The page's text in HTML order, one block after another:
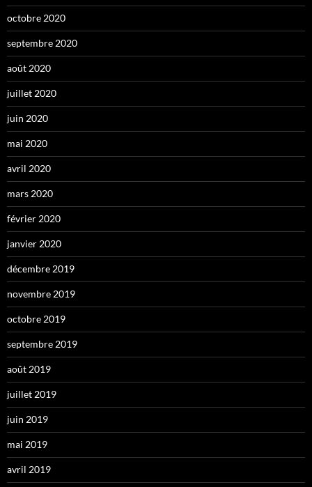
octobre 2020
septembre 2020
août 2020
juillet 2020
juin 2020
mai 2020
avril 2020
mars 2020
février 2020
janvier 2020
décembre 2019
novembre 2019
octobre 2019
septembre 2019
août 2019
juillet 2019
juin 2019
mai 2019
avril 2019